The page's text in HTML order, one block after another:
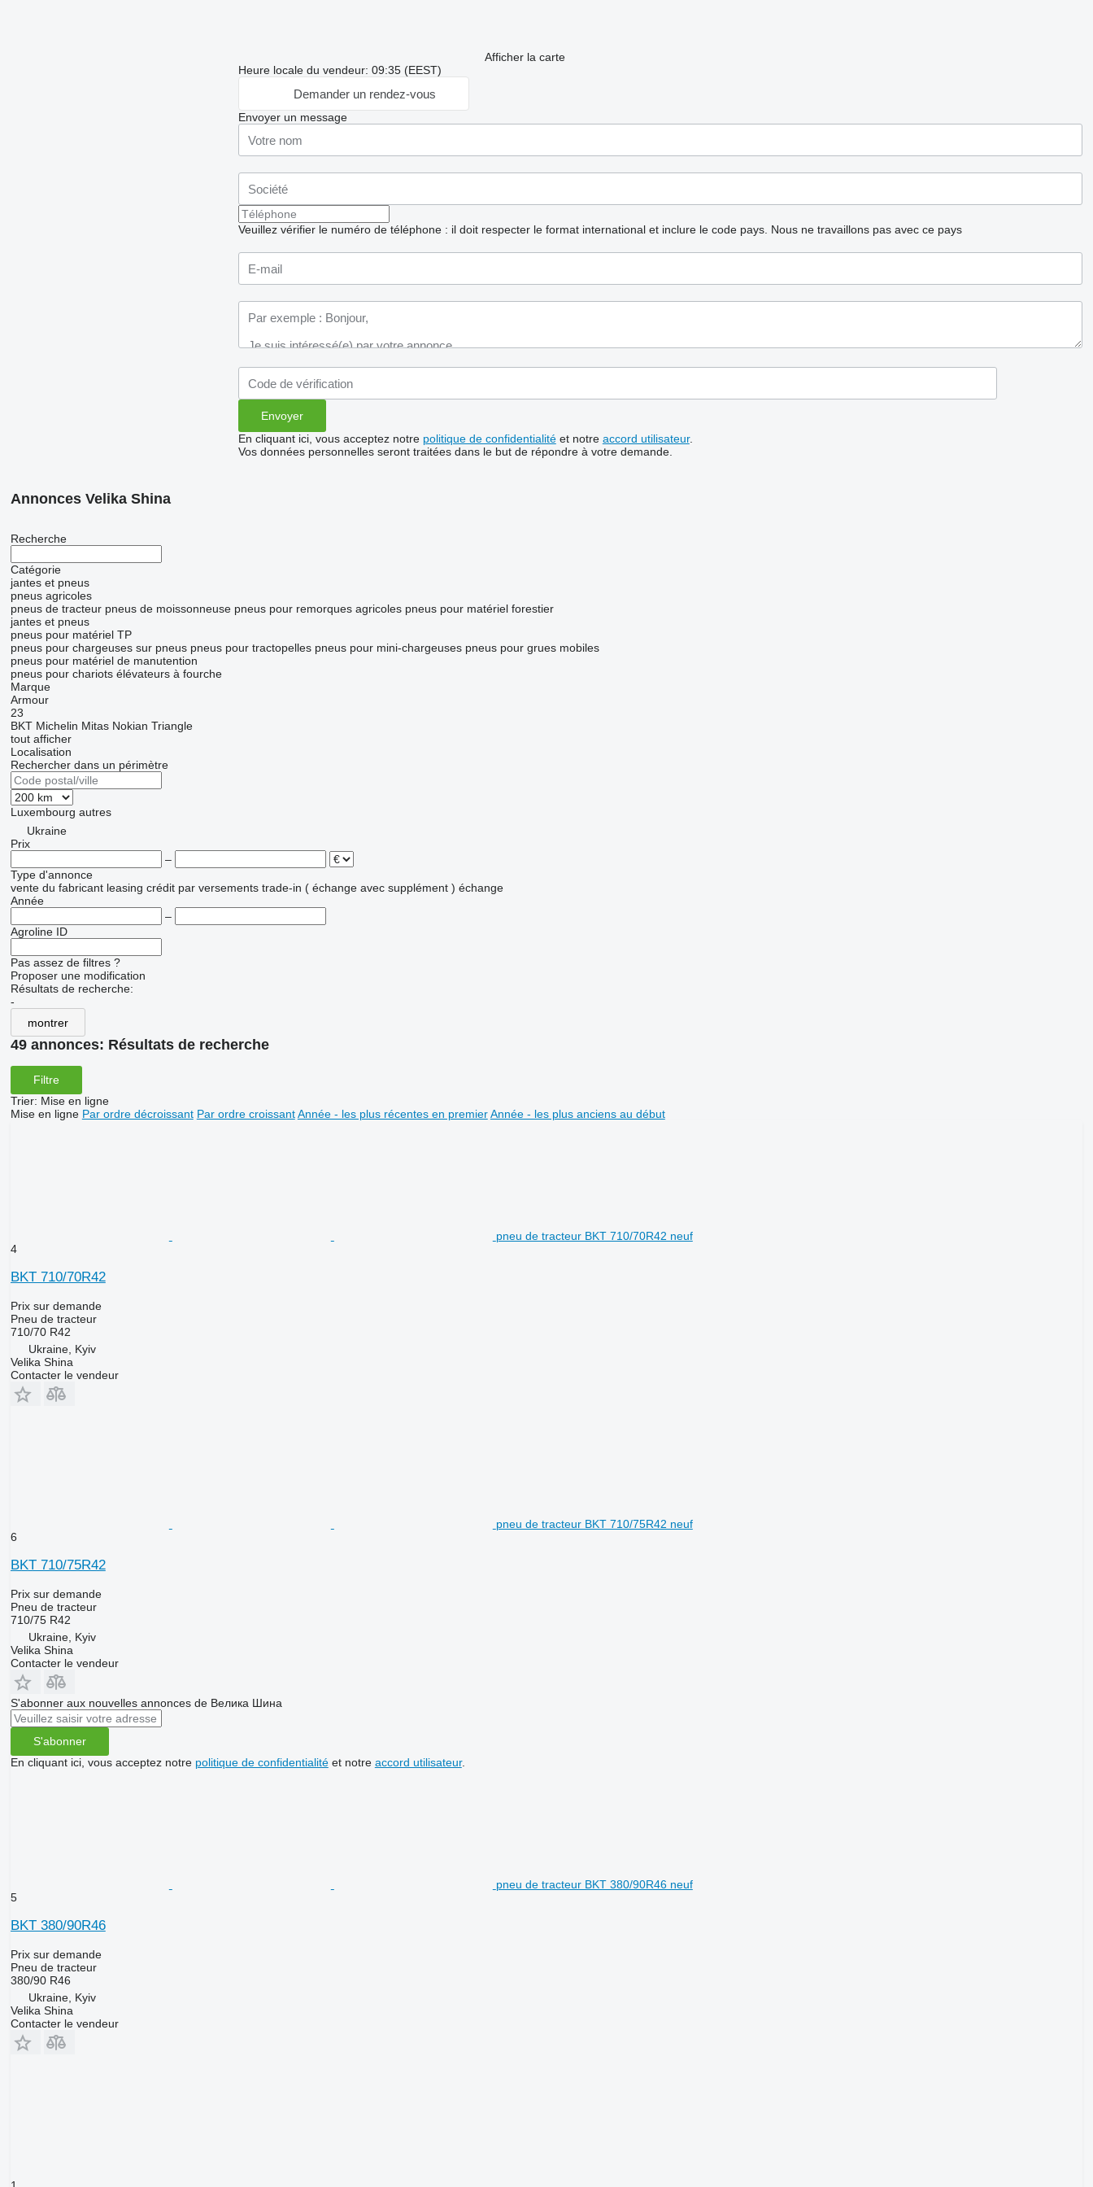
Afficher la carte
Heure locale du vendeur: 09:35 (EEST)
Demander un rendez-vous
Envoyer un message
Veuillez vérifier le numéro de téléphone : il doit respecter le format international et inclure le code pays. Nous ne travaillons pas avec ce pays
En cliquant ici, vous acceptez notre politique de confidentialitéet notre accord utilisateur.
Vos données personnelles seront traitées dans le but de répondre à votre demande.
Annonces Velika Shina
Recherche
Catégorie
jantes et pneus
pneus agricoles
pneus de tracteur pneus de moissonneuse pneus pour remorques agricoles pneus pour matériel forestier
jantes et pneus
pneus pour matériel TP
pneus pour chargeuses sur pneus pneus pour tractopelles pneus pour mini-chargeuses pneus pour grues mobiles
pneus pour matériel de manutention
pneus pour chariots élévateurs à fourche
Marque
Armour
23
BKT Michelin Mitas Nokian Triangle
tout afficher
Localisation
Rechercher dans un périmètre
Luxembourg autres
Ukraine
Prix
–
Type d'annonce
vente du fabricant leasing crédit par versements trade-in ( échange avec supplément ) échange
Année
–
Agroline ID
Pas assez de filtres ?
Proposer une modification
Résultats de recherche:
-
montrer
49 annonces: Résultats de recherche
Filtre
Trier: Mise en ligne
Mise en ligne Par ordre décroissant Par ordre croissant Année - les plus récentes en premier Année - les plus anciens au début
pneu de tracteur BKT 710/70R42 neuf
4
BKT 710/70R42
Prix sur demande
Pneu de tracteur
710/70 R42
Ukraine, Kyiv
Velika Shina
Contacter le vendeur
pneu de tracteur BKT 710/75R42 neuf
6
BKT 710/75R42
Prix sur demande
Pneu de tracteur
710/75 R42
Ukraine, Kyiv
Velika Shina
Contacter le vendeur
S'abonner aux nouvelles annonces de Велика Шина
S'abonner
En cliquant ici, vous acceptez notre politique de confidentialitéet notre accord utilisateur.
pneu de tracteur BKT 380/90R46 neuf
5
BKT 380/90R46
Prix sur demande
Pneu de tracteur
380/90 R46
Ukraine, Kyiv
Velika Shina
Contacter le vendeur